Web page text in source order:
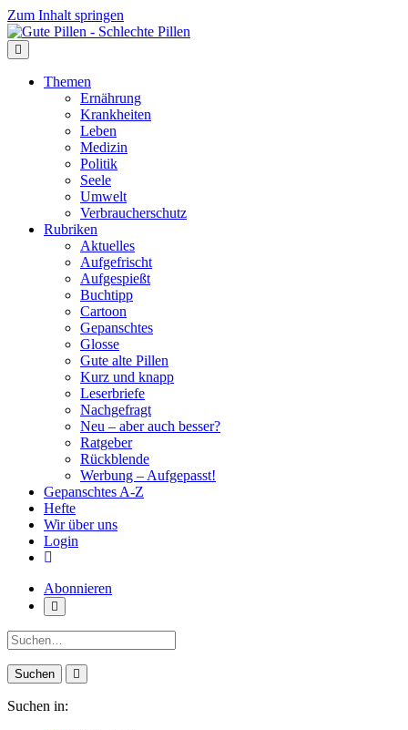
Zum Inhalt springen
Themen
Ernährung
Krankheiten
Leben
Medizin
Politik
Seele
Umwelt
Verbraucherschutz
Rubriken
Aktuelles
Aufgefrischt
Aufgespießt
Buchtipp
Cartoon
Gepanschtes
Glosse
Gute alte Pillen
Kurz und knapp
Leserbriefe
Nachgefragt
Neu – aber auch besser?
Ratgeber
Rückblende
Werbung – Aufgepasst!
Gepanschtes A-Z
Hefte
Wir über uns
Login
Abonnieren
Suche:
Suchen in: